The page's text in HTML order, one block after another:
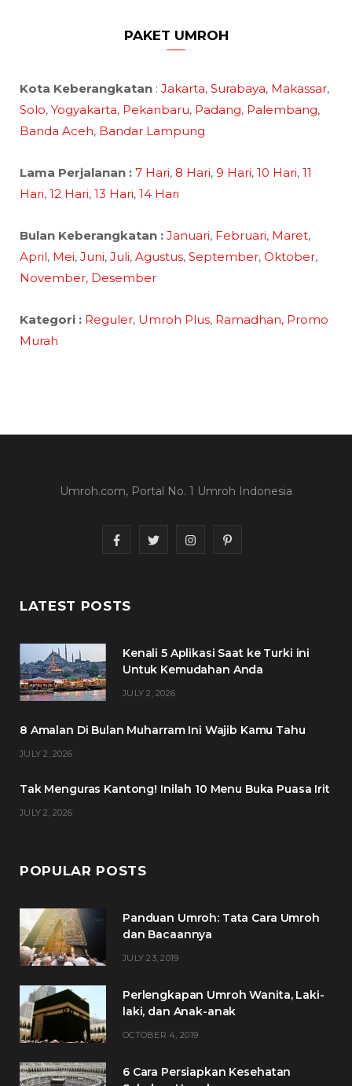
PAKET UMROH
Kota Keberangkatan : Jakarta, Surabaya, Makassar,
Solo, Yogyakarta, Pekanbaru, Padang, Palembang,
Banda Aceh, Bandar Lampung
Lama Perjalanan : 7 Hari, 8 Hari, 9 Hari, 10 Hari, 11
Hari, 12 Hari, 13 Hari, 14 Hari
Bulan Keberangkatan : Januari, Februari, Maret,
April, Mei, Juni, Juli, Agustus, September, Oktober,
November, Desember
Kategori : Reguler, Umroh Plus, Ramadhan, Promo
Murah
Umroh.com, Portal No. 1 Umroh Indonesia
F
b
T
t
I
a
P
e
LATEST POSTS
Kenali 5 Aplikasi Saat ke Turki ini
Untuk Kemudahan Anda
JULY 2, 2026
8 Amalan Di Bulan Muharram Ini Wajib Kamu Tahu
JULY 2, 2026
Tak Menguras Kantong! Inilah 10 Menu Buka Puasa Irit
JULY 2, 2026
POPULAR POSTS
Panduan Umroh: Tata Cara Umroh
dan Bacaannya
JULY 23, 2019
Perlengkapan Umroh Wanita, Laki-
laki, dan Anak-anak
OCTOBER 4, 2019
6 Cara Persiapkan Kesehatan